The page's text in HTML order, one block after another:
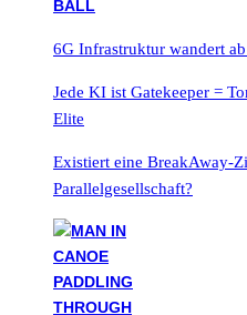
6G Infrastruktur wandert
Jede KI ist Gatekeeper =
Elite
Existiert eine BreakAway-
Parallelgesellschaft?